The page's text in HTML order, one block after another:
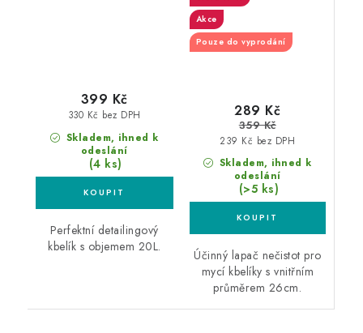
Skladem, ihned k
odeslání
(4 ks)
330 Kč bez DPH
399 Kč
Perfektní detailingový
kbelík s objemem 20L.
Akce
Pouze do vyprodání
Skladem, ihned k
odeslání
(>5 ks)
239 Kč bez DPH
289 Kč
359 Kč
Účinný lapač nečistot pro
mycí kbelíky s vnitřním
průměrem 26cm.